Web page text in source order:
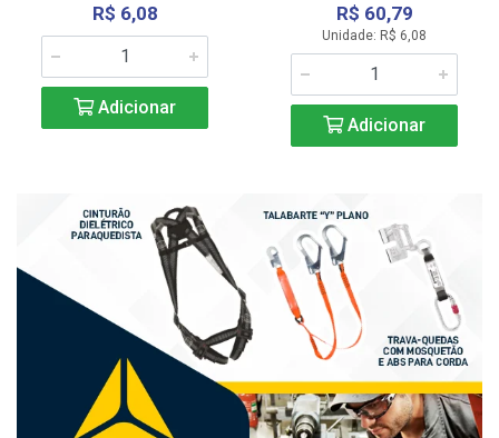
R$ 6,08
Adicionar
R$ 60,79
Unidade: R$ 6,08
Adicionar